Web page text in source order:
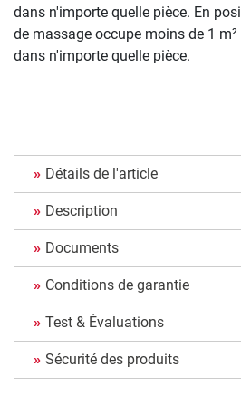
dans n'importe quelle pièce. En
de massage occupe moins de 1
dans n'importe quelle pièce.
Détails de l'article
Description
Documents
Conditions de garantie
Test & Évaluations
Sécurité des produits